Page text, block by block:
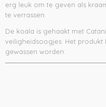
erg leuk om te geven als
te verrassen.
De koala is gehaakt met
veiligheidsoogjes. Het
gewassen worden.